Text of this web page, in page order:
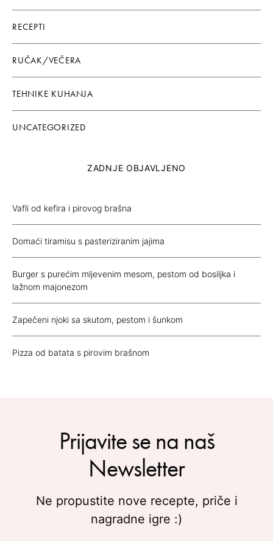
RECEPTI
RUČAK/VEČERA
TEHNIKE KUHANJA
UNCATEGORIZED
ZADNJE OBJAVLJENO
Vafli od kefira i pirovog brašna
Domaći tiramisu s pasteriziranim jajima
Burger s purećim mljevenim mesom, pestom od bosiljka i
lažnom majonezom
Zapečeni njoki sa skutom, pestom i šunkom
Pizza od batata s pirovim brašnom
Prijavite se na naš
Newsletter
Ne propustite nove recepte, priče i
nagradne igre :)